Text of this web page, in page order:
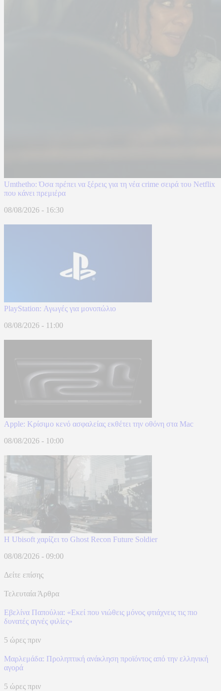
Umthetho: Όσα πρέπει να ξέρεις για τη νέα crime σειρά του Netflix
που κάνει πρεμιέρα
08/08/2026 - 16:30
PlayStation: Αγωγές για μονοπώλιο
08/08/2026 - 11:00
Apple: Κρίσιμο κενό ασφαλείας εκθέτει την οθόνη στα Mac
08/08/2026 - 10:00
Η Ubisoft χαρίζει το Ghost Recon Future Soldier
08/08/2026 - 09:00
Δείτε επίσης
Τελευταία Άρθρα
Εβελίνα Παπούλια: «Εκεί που νιώθεις μόνος φτιάχνεις τις πιο
δυνατές αγνές φιλίες»
5 ώρες πριν
Μαρλεμάδα: Προληπτική ανάκληση προϊόντος από την ελληνική
αγορά
5 ώρες πριν